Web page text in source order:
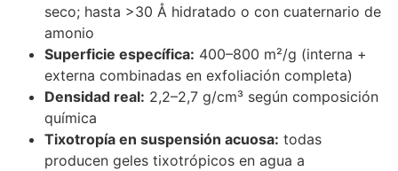
seco; hasta >30 Å hidratado o con cuaternario de
amonio
Superficie específica: 400–800 m²/g (interna +
externa combinadas en exfoliación completa)
Densidad real: 2,2–2,7 g/cm³ según composición
química
Tixotropía en suspensión acuosa: todas
producen geles tixotrópicos en agua a